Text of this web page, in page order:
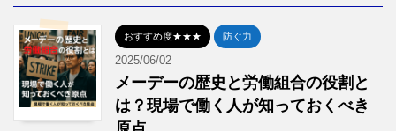
おすすめ度★★★ 防ぐ力
2025/06/02
メーデーの歴史と労働組合の役割と
は？現場で働く人が知っておくべき